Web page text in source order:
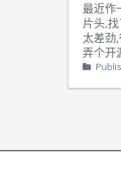
最近作
片头,
太差劲
弄个开